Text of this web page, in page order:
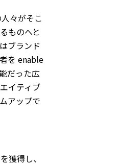
々がそこ
ものへと
ブランド
を enable
だった広
イティブ
アップで
獲得し、